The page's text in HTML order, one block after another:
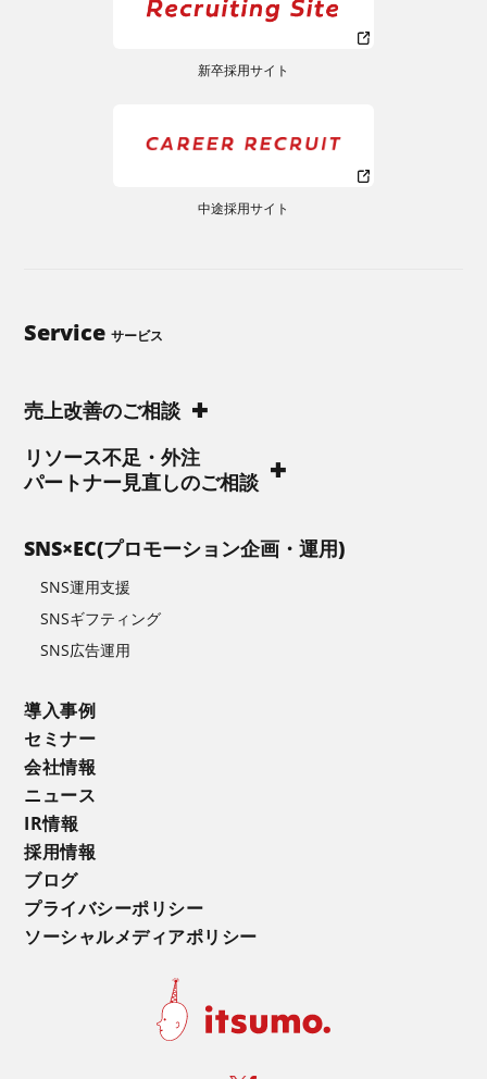
新卒採用サイト
中途採用サイト
Serviceサービス
売上改善のご相談
リソース不足・外注
パートナー見直しのご相談
SNS×EC(プロモーション企画・運用)
SNS運用支援
SNSギフティング
SNS広告運用
導入事例
セミナー
会社情報
ニュース
IR情報
採用情報
ブログ
プライバシーポリシー
ソーシャルメディアポリシー